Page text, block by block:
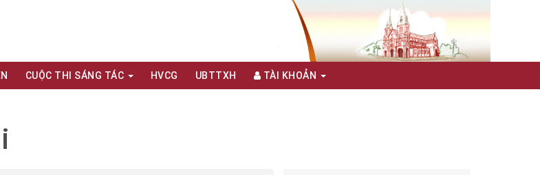
CUỘC THI SÁNG TÁC HVCG UBTTXH TÀI KHOẢN